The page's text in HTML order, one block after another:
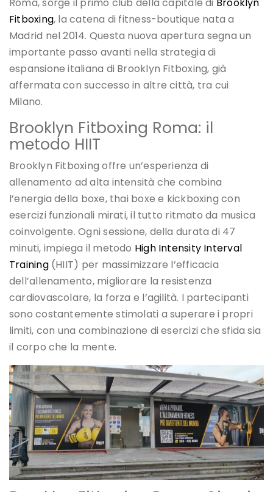
Fitboxing, la catena di fitness-boutique nata a
Madrid nel 2014. Questa nuova apertura segna un
importante passo avanti nella strategia di
espansione italiana di Brooklyn Fitboxing, già
affermata con successo in altre città, tra cui
Milano.
Brooklyn Fitboxing Roma: il
metodo HIIT
Brooklyn Fitboxing offre un’esperienza di
allenamento ad alta intensità che combina
l’energia della boxe, thai boxe e kickboxing con
esercizi funzionali mirati, il tutto ritmato da musica
coinvolgente. Ogni sessione, della durata di 47
minuti, impiega il metodo High Intensity Interval
Training(HIIT) per massimizzare l’efficacia
dell’allenamento, migliorare la resistenza
cardiovascolare, la forza e l’agilità. I partecipanti
sono costantemente stimolati a superare i propri
limiti, con una combinazione di esercizi che sfida sia
il corpo che la mente.